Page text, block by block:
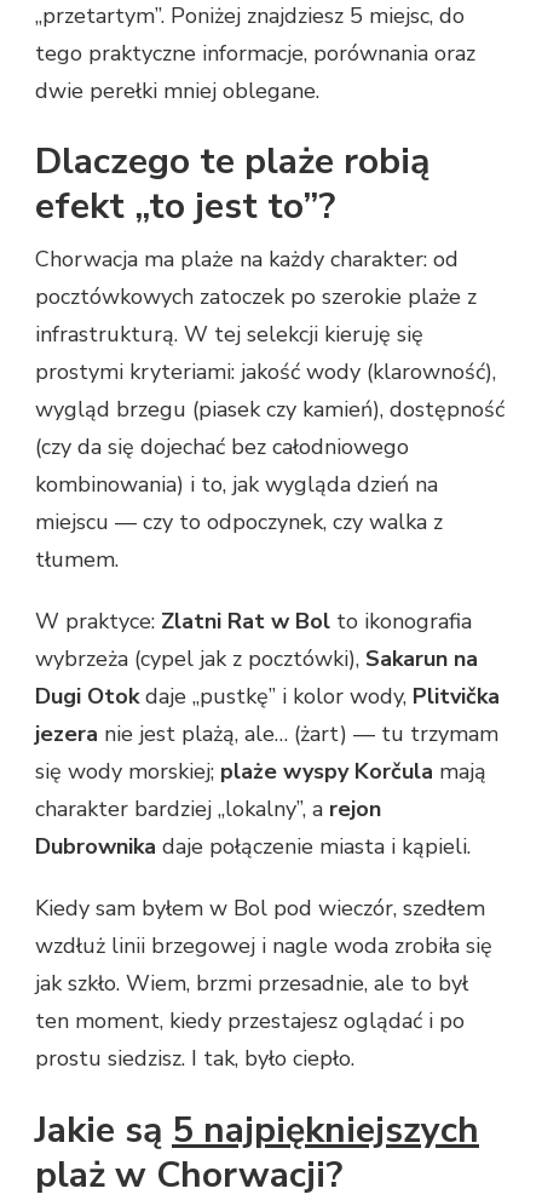
„przetartym”. Poniżej znajdziesz 5 miejsc, do
tego praktyczne informacje, porównania oraz
dwie perełki mniej oblegane.
Dlaczego te plaże robią
efekt „to jest to”?
Chorwacja ma plaże na każdy charakter: od
pocztówkowych zatoczek po szerokie plaże z
infrastrukturą. W tej selekcji kieruję się
prostymi kryteriami: jakość wody (klarowność),
wygląd brzegu (piasek czy kamień), dostępność
(czy da się dojechać bez całodniowego
kombinowania) i to, jak wygląda dzień na
miejscu — czy to odpoczynek, czy walka z
tłumem.
W praktyce: Zlatni Rat w Bol to ikonografia
wybrzeża (cypel jak z pocztówki), Sakarun na
Dugi Otokdaje „pustkę” i kolor wody, Plitvička
jezera nie jest plażą, ale… (żart) — tu trzymam
się wody morskiej; plaże wyspy Korčula mają
charakter bardziej „lokalny”, a rejon
Dubrownika daje połączenie miasta i kąpieli.
Kiedy sam byłem w Bol pod wieczór, szedłem
wzdłuż linii brzegowej i nagle woda zrobiła się
jak szkło. Wiem, brzmi przesadnie, ale to był
ten moment, kiedy przestajesz oglądać i po
prostu siedzisz. I tak, było ciepło.
Jakie są 5 najpiękniejszych
plaż w Chorwacji?